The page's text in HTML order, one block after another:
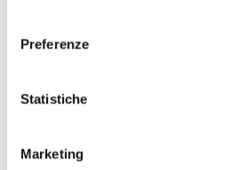
Preferenze
Statistiche
Marketing
Rimodellamento rughe (naso
marionetta, rughe del viso)
Rimodellamento zigomi, mento,
Trattamenti Corpo